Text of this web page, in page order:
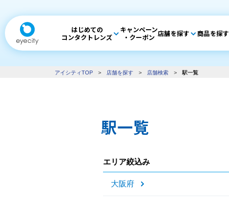
はじめての
コンタクトレンズ
キャンペーン
・クーポン 店舗を探す 商品を探す
アイシティTOP > 店舗を探す > 店舗検索 > 駅一覧
駅一覧
エリア絞込み
大阪府